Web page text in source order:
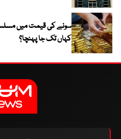
سونے کی قیمت میں مسلسل
کہاں تک جا پہنچا؟